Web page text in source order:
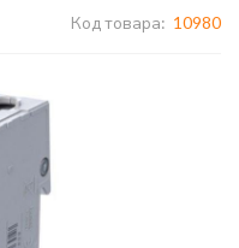
Код товара: 10980